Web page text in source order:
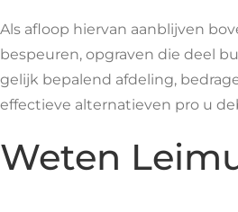
Als afloop hiervan aanblijven
bespeuren, opgraven die deel
gelijk bepalend afdeling,
effectieve alternatieven pro u
Weten